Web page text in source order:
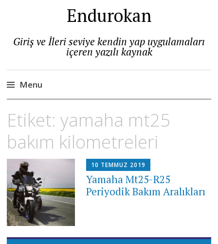
Endurokan
Giriş ve İleri seviye kendin yap uygulamaları
içeren yazılı kaynak
Menu
to
Etiket: yamaha mt25
bakım kilometreleri
10 TEMMUZ 2019
Yamaha Mt25-R25
Periyodik Bakım Aralıkları